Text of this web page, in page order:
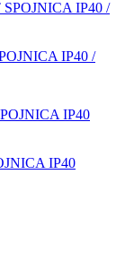
IP40 /
IP40